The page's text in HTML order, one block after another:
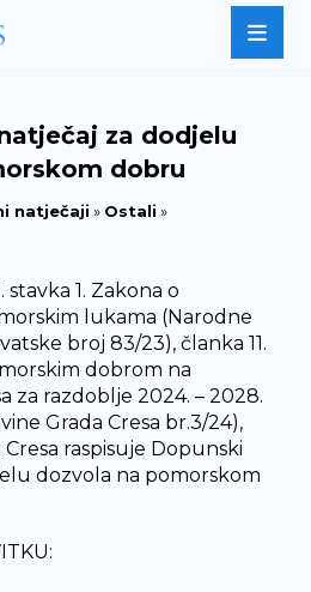
za dodjelu
dobru
natječaji » Ostali »
1. Zakona o
lukama (Narodne
broj 83/23), članka 11.
dobrom na
za razdoblje 2024. – 2028.
Grada Cresa br.3/24),
raspisuje Dopunski
dozvola na pomorskom